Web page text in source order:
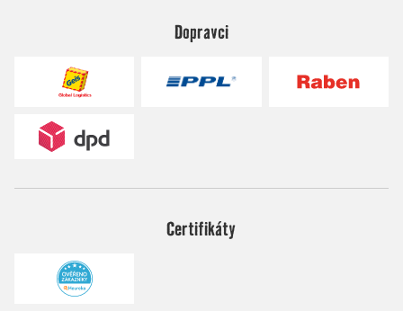
Dopravci
Certifikáty